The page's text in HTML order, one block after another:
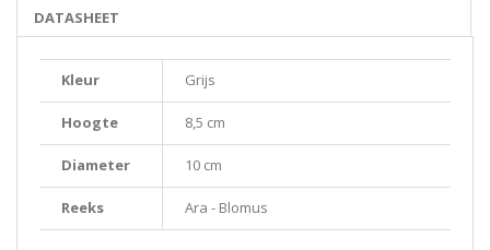
DATASHEET
Kleur Grijs
Hoogte 8,5 cm
Diameter 10 cm
Reeks Ara - Blomus